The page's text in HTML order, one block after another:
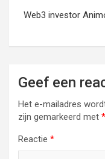
Web3 investor
Geef een
Het e-mailadres
zijn gemarkeerd met *
Reactie *